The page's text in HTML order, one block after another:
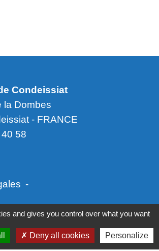
Condeissiat
la Dombes
- FRANCE
58
-
confidentialité - Accessibilité -
- Gestion des cookies
and gives you control over what you want
Deny all cookies Personalize